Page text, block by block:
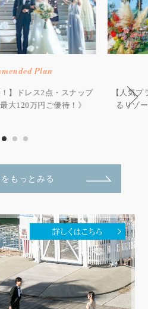
Plan
！】ドレス2点・スナップ
大120万円ご優待！》
【人気
るリゾ
もっとみる